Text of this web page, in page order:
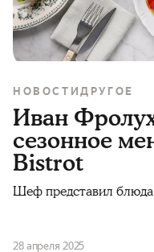
НОВОСТИДРУГОЕ
Иван
сезонное
Bistrot
Шеф представил блюда
28 апреля 2025